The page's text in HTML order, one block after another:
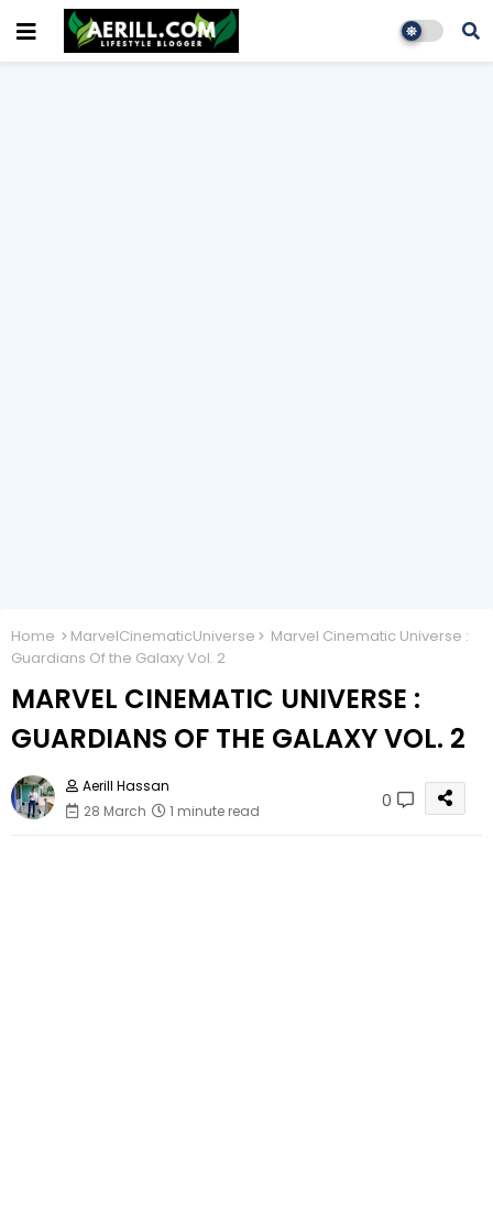
Home MarvelCinematicUniverse
Marvel Cinematic Universe :
Guardians Of the Galaxy Vol. 2
MARVEL CINEMATIC UNIVERSE :
GUARDIANS OF THE GALAXY VOL. 2
Aerill Hassan
28 March
1 minute read 0